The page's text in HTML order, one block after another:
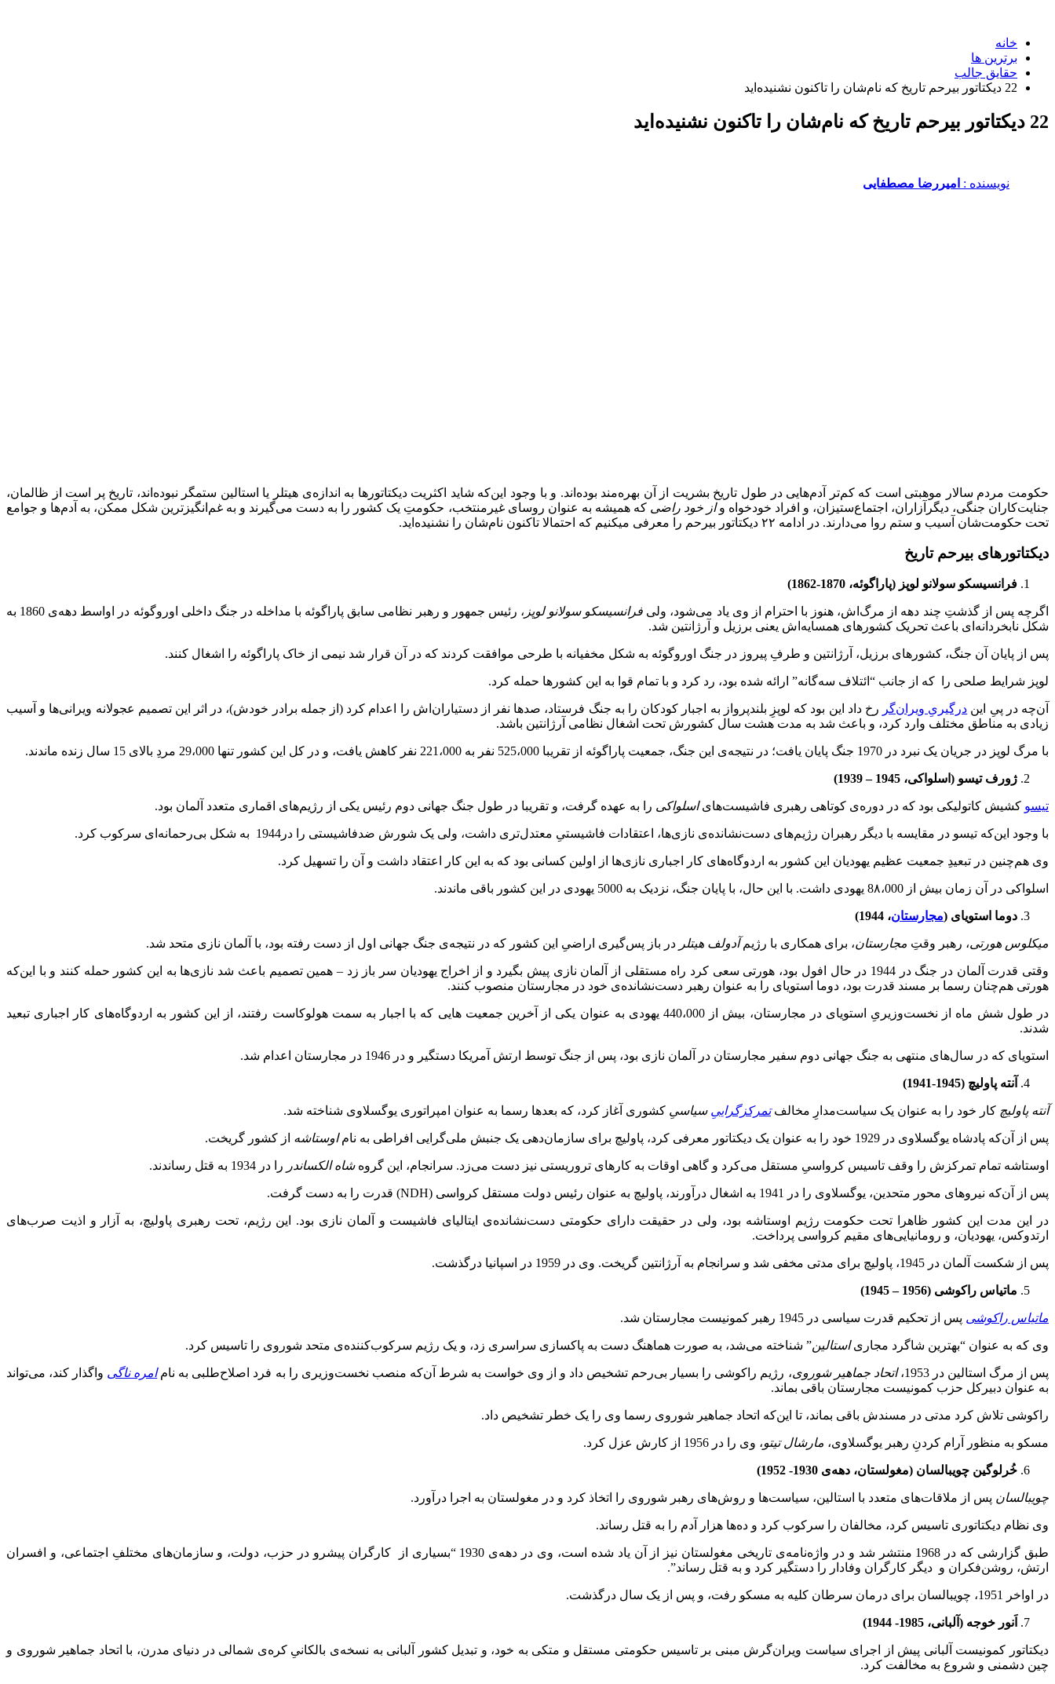
خانه
برترین ها
حقایق جالب
22 دیکتاتور بیرحم تاریخ که نام‌شان را تاکنون نشنیده‌اید
22 دیکتاتور بیرحم تاریخ که نام‌شان را تاکنون نشنیده‌اید
نویسنده :‌ امیررضا مصطفایی
حکومت مردم سالار موهبتی است که کم‌تر آدم‌هایی در طول تاریخ بشریت از آن بهره‌مند بوده‌اند. و با وجود این‌که شاید اکثریت دیکتاتورها به اندازه‌ی هیتلر یا استالین ستمگر نبوده‌اند، تاریخ پر است از ظالمان،
جنایت‌کاران جنگی، دیگرآزاران، اجتماع‌ستیزان، و افراد خودخواه واز خود راضی که همیشه به عنوان روسای غیرمنتخب، حکومتِ یک کشور را به دست می‌گیرند و به غم‌انگیزترین شکل ممکن، به آدم‌ها و جوامع
تحت حکومت‌شان آسیب و ستم روا می‌دارند. در ادامه ۲۲ دیکتاتور بیرحم را معرفی میکنیم که احتمالا تاکنون نام‌شان را نشنیده‌اید.
دیکتاتورهای بیرحم تاریخ
فرانسیسکو سولانو لوپز (پاراگوئه، 1870-1862)
اگرچه پس از گذشتِ چند دهه از مرگ‌اش، هنوز با احترام از وی یاد می‌شود، ولی فرانسیسکو سولانو لوپز
، رئیس جمهور و رهبر نظامی سابق پاراگوئه با مداخله در جنگ داخلی اوروگوئه در اواسط دهه‌ی 1860 به
شکل نابخردانه‌ای باعث تحریک کشورهای همسایه‌اش یعنی برزیل و آرژانتین شد.
پس از پایان آن جنگ، کشورهای برزیل، آرژانتین و طرفِ پیروز در جنگ اوروگوئه به شکل مخفیانه با طرحی موافقت کردند که در آن قرار شد نیمی از خاک پاراگوئه را اشغال کنند.
لوپز شرایط صلحی را که از جانب “ائتلاف سه‌گانه” ارائه شده بود، رد کرد و با تمام قوا به این کشورها حمله کرد.
آن‌چه در پیِ این درگیریِ ویران‌گر رخ داد این بود که لوپزِ بلندپرواز به اجبار کودکان را به جنگ فرستاد، صدها نفر از دستیاران‌اش را اعدام کرد (از جمله برادر خودش)، در اثر این تصمیم عجولانه ویرانی‌ها و آسیب
زیادی به مناطق مختلف وارد کرد، و باعث شد به مدت هشت سال کشورش تحت اشغال نظامی آرژانتین باشد.
با مرگ لوپز در جریان یک نبرد در 1970 جنگ پایان یافت؛ در نتیجه‌ی این جنگ، جمعیت پاراگوئه از تقریبا 525،000 نفر به 221،000 نفر کاهش یافت، و در کل این کشور تنها 29،000 مردِ بالای 15 سال زنده ماندند.
ژورف تیسو (اسلواکی، 1945 –
1939)
تیسو کشیش کاتولیکی بود که در دوره‌ی کوتاهی رهبری فاشیست‌هایاسلواکی را به عهده گرفت، و تقریبا در طول جنگ جهانی دوم رئیس یکی از رژیم‌های اقماری متعدد آلمان بود.
با وجود این‌که تیسو در مقایسه با دیگر رهبران رژیم‌های دست‌نشانده‌ی نازی‌ها، اعتقادات فاشیستیِ معتدل‌تری داشت، ولی یک شورش ضدفاشیستی را در1944 به شکل بی‌رحمانه‌ای سرکوب کرد.
وی هم‌چنین در تبعیدِ جمعیت عظیم یهودیان این کشور به اردوگاه‌های کار اجباری نازی‌ها از اولین کسانی بود که به این کار اعتقاد داشت و آن را تسهیل کرد.
اسلواکی در آن زمان بیش از 8۸،000 یهودی داشت. با این حال،‌ با پایان جنگ، نزدیک به 5000 یهودی در این کشور باقی ماندند.
دوما استویای (مجارستان، 1944)
میکلوس هورتی، رهبر وقتِ مجارستان، برای همکاری با رژیمآدولف هیتلر در باز پس‌گیری اراضیِ این کشور که در نتیجه‌ی جنگ جهانی اول از دست رفته بود، با آلمان نازی متحد شد.
وقتی قدرت آلمان در جنگ در 1944 در حال افول بود، هورتی سعی کرد راه مستقلی از آلمان نازی پیش بگیرد و از اخراج یهودیان سر باز زد – همین تصمیم باعث شد نازی‌ها به این کشور حمله کنند و با این‌که
هورتی هم‌چنان رسما بر مسند قدرت بود، دوما استویای را به عنوان رهبر دست‌نشانده‌ی خود در مجارستان منصوب کنند.
در طول شش ماه از نخست‌وزیریِ استویای در مجارستان، بیش از 440،000 یهودی به عنوان یکی از آخرین جمعیت ‌هایی که با اجبار به سمت هولوکاست رفتند، از این کشور به اردوگاه‌های کار اجباری تبعید
شدند.
استویای که در سال‌های منتهی به جنگ جهانی دوم سفیر مجارستان در آلمان نازی بود، پس از جنگ توسط ارتش آمریکا دستگیر و در 1946 در مجارستان اعدام شد.
آنته پاولیچ (1945-1941)
آنته پاولیچ کار خود را به عنوان یک سیاست‌مدارِ مخالفتمرکزگرایی ِ سیاسیِ کشوری آغاز کرد، که بعدها رسما به عنوان امپراتوری یوگسلاوی شناخته شد.
پس از آن‌که پادشاه یوگسلاوی در 1929 خود را به عنوان یک دیکتاتور معرفی کرد، پاولیچ برای سازمان‌دهی یک جنبش ملی‌گرایی افراطی به نام اوستاشه از کشور گریخت.
اوستاشه تمام تمرکزش را وقف تاسیس کرواسیِ مستقل می‌کرد و گاهی اوقات به کارهای تروریستی نیز دست می‌زد. سرانجام، این گروهشاه الکساندر را در 1934 به قتل رساندند.
پس از آن‌که نیروهای محور متحدین، یوگسلاوی را در 1941 به اشغال درآورند، پاولیچ به عنوان رئیس دولت مستقل کرواسی (NDH) قدرت را به دست گرفت.
در این مدت این کشور ظاهرا تحت حکومت رژیم اوستاشه بود، ولی در حقیقت دارای حکومتی دست‌نشانده‌ی ایتالیای فاشیست و آلمان نازی بود. این رژیم، تحت رهبری پاولیچ، به آزار و اذیت صرب‌های
ارتدوکس، یهودیان، و رومانیایی‌های مقیم کرواسی پرداخت.
پس از شکست آلمان در 1945، پاولیچ برای مدتی مخفی شد و سرانجام به آرژانتین گریخت. وی در 1959 در اسپانیا درگذشت.
ماتیاس راکوشی (1956 –
1945)
ماتیاس راکوشی پس از تحکیم قدرت سیاسی در 1945 رهبر کمونیست مجارستان شد.
وی که به عنوان “بهترین شاگرد مجاریاستالین” شناخته می‌شد، به صورت هماهنگ دست به پاکسازی سراسری زد، و یک رژیم سرکوب‌کننده‌ی متحد شوروی را تاسیس کرد.
پس از مرگ استالین در 1953، اتحاد جماهیر شوروی،‌ رژیم راکوشی را بسیار بی‌رحم تشخیص داد و از وی خواست به شرط آن‌که منصب نخست‌وزیری را به فرد اصلاح‌طلبی به نامامره ناگی واگذار کند، می‌تواند
به عنوان دبیرکل حزب کمونیست مجارستان باقی بماند.
راکوشی تلاش کرد مدتی در مسندش باقی بماند، تا این‌که اتحاد جماهیر شوروی رسما وی را یک خطر تشخیص داد.
مسکو به منظور آرام کردنِ رهبر یوگسلاوی، مارشال تیتو، وی را در 1956 از کارش عزل کرد.
خُرلوگین چویبالسان (مغولستان، دهه‌ی 1930- 1952)
چویبالسان پس از ملاقات‌های متعدد با استالین، سیاست‌ها و روش‌های رهبر شوروی را اتخاذ کرد و در مغولستان به اجرا درآورد.
وی نظام دیکتاتوری تاسیس کرد،‌ مخالفان را سرکوب کرد و ده‌ها هزار آدم‌ را به قتل رساند.
طبق گزارشی که در 1968 منتشر شد و در واژه‌نامه‌ی تاریخی مغولستان نیز از آن یاد شده است، وی در دهه‌ی 1930 “بسیاری از کارگران پیشرو در حزب، دولت، و سازما‌ن‌های مختلفِ اجتماعی، و افسران
ارتش، روشن‌فکران و دیگر کارگران وفادار را دستگیر کرد و به قتل رساند”.
در اواخر 1951، چویبالسان برای درمان سرطان کلیه به مسکو رفت، و پس از یک سال درگذشت.
اَنور خوجه (آلبانی، 1985- 1944)
دیکتاتور کمونیست آلبانی پیش از اجرای سیاست ویران‌گرش مبنی بر تاسیس حکومتی مستقل و متکی به خود، و تبدیل کشور آلبانی به نسخه‌ی بالکانیِ کره‌ی شمالی در دنیای مدرن، با اتحاد جماهیر شوروی و
چین دشمنی و شروع به مخالفت کرد.